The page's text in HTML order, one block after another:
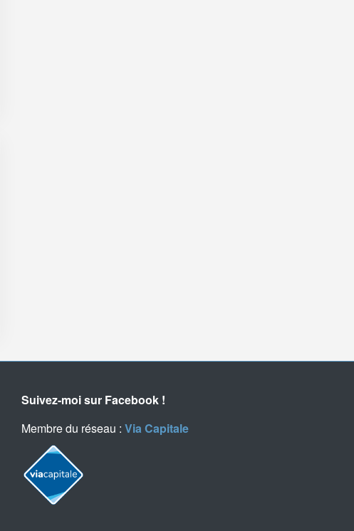
Suivez-moi sur Facebook !
Membre du réseau : Via Capitale